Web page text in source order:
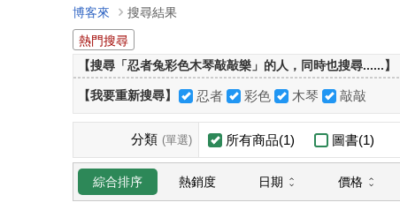
博客來
搜尋結果
熱門搜尋
【搜尋「忍者兔彩色木琴敲敲樂」的人，同時也搜尋......】
【我要重新搜尋】 忍者 彩色 木琴 敲敲
分類 (單選) 所有商品(1) 圖書(1)
綜合排序 熱銷度 日期 價格